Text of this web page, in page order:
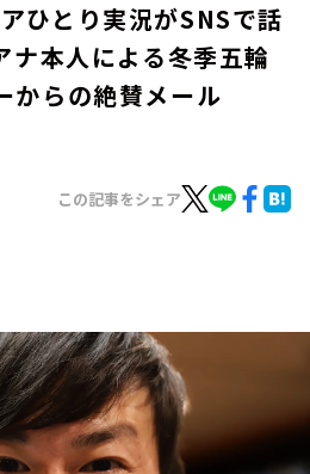
ひとり実況がSNSで話
ナ本人による冬季五輪
からの絶賛メール
この記事をシェア